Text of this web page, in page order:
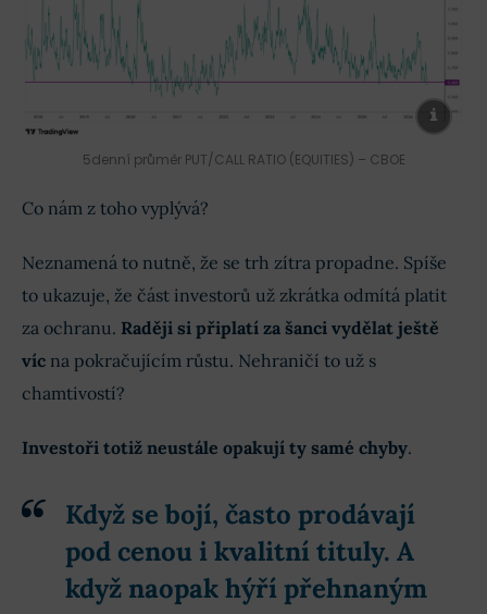
5denní průměr PUT/CALL RATIO (EQUITIES) – CBOE
Co nám z toho vyplývá?
Neznamená to nutně, že se trh zítra propadne. Spíše
to ukazuje, že část investorů už zkrátka odmítá platit
za ochranu. Raději si připlatí za šanci vydělat ještě
víc na pokračujícím růstu. Nehraničí to už s
chamtivostí?
Investoři totiž neustále opakují ty samé chyby.
Když se bojí, často prodávají
pod cenou i kvalitní tituly. A
když naopak hýří přehnaným